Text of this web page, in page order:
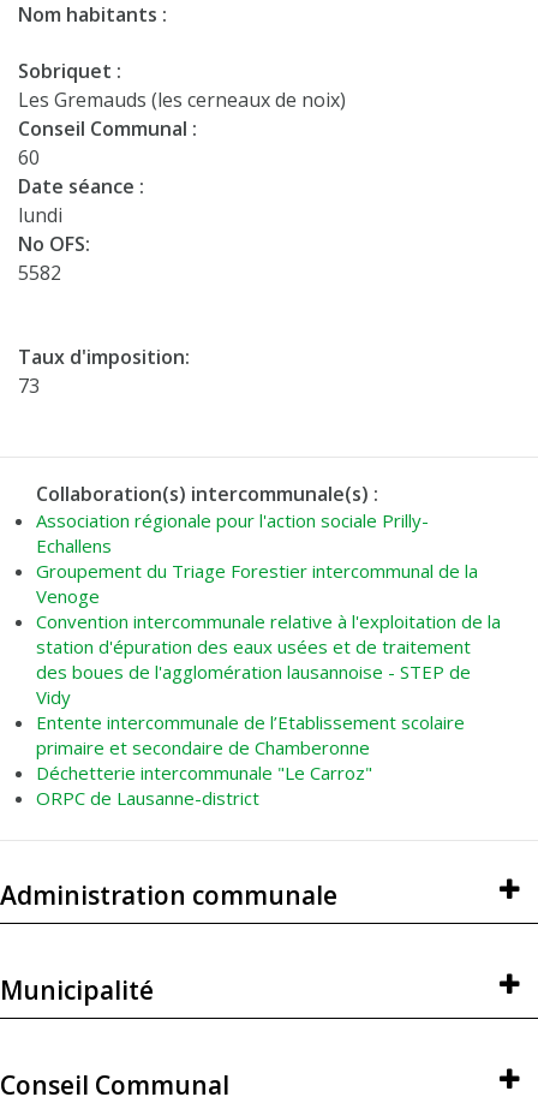
Nom habitants :
Sobriquet :
Les Gremauds (les cerneaux de noix)
Conseil Communal :
60
Date séance :
lundi
No OFS:
5582
Taux d'imposition:
73
Collaboration(s) intercommunale(s) :
Association régionale pour l'action sociale Prilly-
Echallens
Groupement du Triage Forestier intercommunal de la
Venoge
Convention intercommunale relative à l'exploitation de la
station d'épuration des eaux usées et de traitement
des boues de l'agglomération lausannoise - STEP de
Vidy
Entente intercommunale de l’Etablissement scolaire
primaire et secondaire de Chamberonne
Déchetterie intercommunale "Le Carroz"
ORPC de Lausanne-district
Administration communale
Municipalité
Conseil Communal